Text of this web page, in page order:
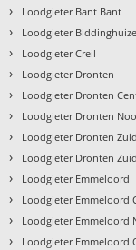
› Loodgieter Bant Bant
› Loodgieter
› Loodgieter Creil
› Loodgieter Dronten
› Loodgieter Dronten
› Loodgieter Dronten
› Loodgieter Dronten
› Loodgieter Dronten
› Loodgieter Emmeloord
› Loodgieter Emmeloord
› Loodgieter Emmeloord
› Loodgieter Emmeloord